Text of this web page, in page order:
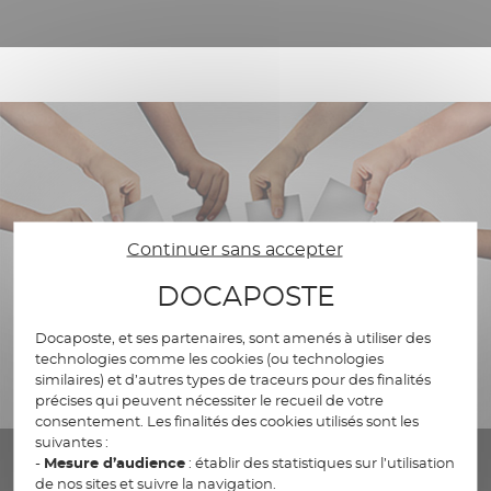
Continuer sans accepter
DOCAPOSTE
Docaposte, et ses partenaires, sont amenés à utiliser des
technologies comme les cookies (ou technologies
similaires) et d’autres types de traceurs pour des finalités
précises qui peuvent nécessiter le recueil de votre
consentement. Les finalités des cookies utilisés sont les
suivantes :
- Mesure d’audience: établir des statistiques sur l’utilisation
de nos sites et suivre la navigation.